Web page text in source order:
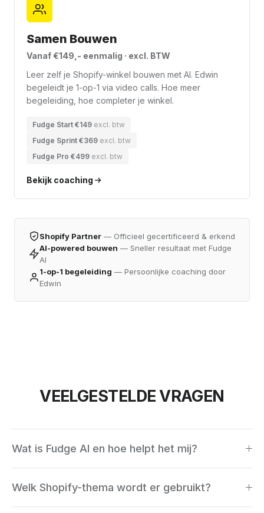
Samen Bouwen
Vanaf €149,- eenmalig · excl. BTW
Leer zelf je Shopify-winkel bouwen met AI. Edwin
begeleidt je 1-op-1 via video calls. Hoe meer
begeleiding, hoe completer je winkel.
Fudge Start €149 excl. btw
Fudge Sprint €369 excl. btw
Fudge Pro €499 excl. btw
Bekijk coaching
Shopify Partner — Officieel gecertificeerd & erkend
AI-powered bouwen — Sneller resultaat met Fudge
AI
1-op-1 begeleiding — Persoonlijke coaching door
Edwin
VEELGESTELDE VRAGEN
Wat is Fudge AI en hoe helpt het mij?
we Shopify-winkels sneller bouwen. Als Official
Partner gebruikt Edwin AI om pagina's, content en
Welk Shopify-thema wordt er gebruikt?